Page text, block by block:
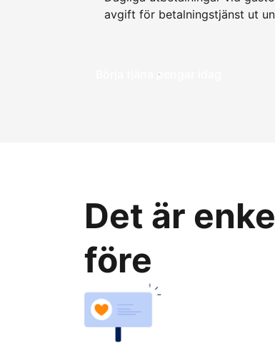
avgift för betalningstjänst ut
Börja tjäna pengar idag
Det är
före